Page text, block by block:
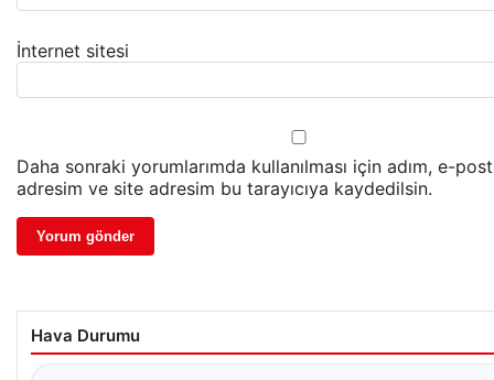
İnternet sitesi
Daha sonraki yorumlarımda kullanılması için adım, e-
adresim ve site adresim bu tarayıcıya kaydedilsin.
Hava Durumu